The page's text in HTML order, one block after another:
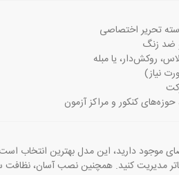
تحریر اختصاصی
ضد زنگ
نیاز)
کنکور و مراکز آزمون
موجود دارید، این مدل بهترین انتخاب
مدیریت کنید. همچنین نصب آسان، نظافت